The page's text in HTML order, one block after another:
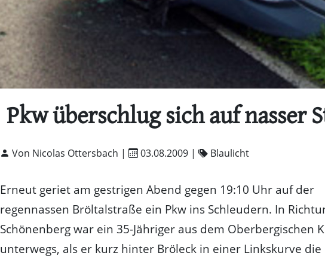
Pkw überschlug sich auf nasser
Von Nicolas Ottersbach | 03.08.2009 | Blaulicht
Erneut geriet am gestrigen Abend gegen 19:10 Uhr auf der
regennassen Bröltalstraße ein Pkw ins Schleudern. In
Schönenberg war ein 35-Jähriger aus dem Oberbergischen
unterwegs, als er kurz hinter Bröleck in einer Linkskurve